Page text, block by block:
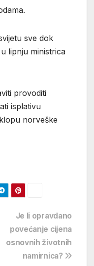
sve dok
lipnju ministrica
provoditi
isplativu
norveške
Je li opravdano
povećanje cijena
osnovnih životnih
namirnica?